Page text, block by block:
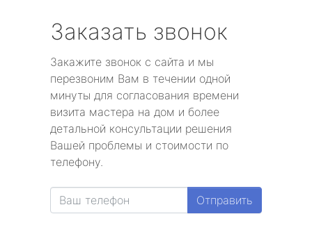
Заказать звонок
Закажите звонок с сайта и мы
перезвоним Вам в течении одной
минуты для согласования времени
визита мастера на дом и более
детальной консультации решения
Вашей проблемы и стоимости по
телефону.
Отправить